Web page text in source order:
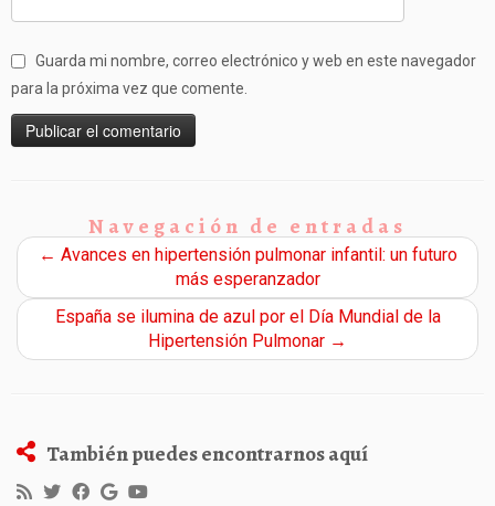
Guarda mi nombre, correo electrónico y web en este navegador
para la próxima vez que comente.
Navegación de entradas
← Avances en hipertensión pulmonar infantil: un futuro
más esperanzador
España se ilumina de azul por el Día Mundial de la
Hipertensión Pulmonar →
También puedes encontrarnos aquí